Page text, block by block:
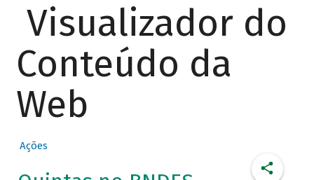
Visualizador do
Conteúdo da
Web
Ações